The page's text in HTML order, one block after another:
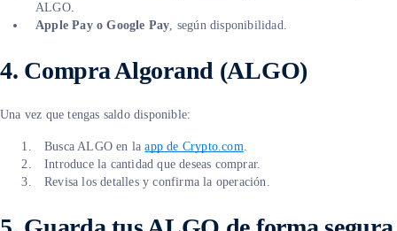
ALGO.
Apple Pay o Google Pay, según disponibilidad.
4. Compra Algorand (ALGO)
Una vez que tengas saldo disponible:
Busca ALGO en laapp de Crypto.com.
Introduce la cantidad que deseas comprar.
Revisa los detalles y confirma la operación.